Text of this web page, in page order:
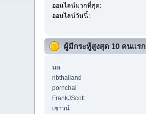
ออนไลน์มากที่สุด:
ออนไลน์วันนี้:
ผู้มีกระทู้สูงสุด 10 คนแรก
มด
nbthailand
pornchai
FrankJScott
เชาวน์